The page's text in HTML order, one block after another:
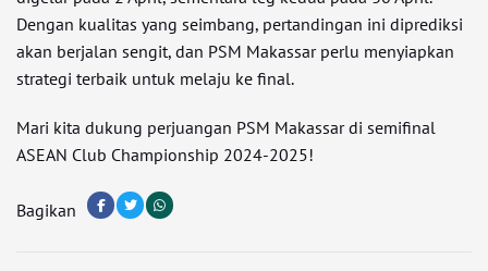
Dengan kualitas yang seimbang, pertandingan ini diprediksi
akan berjalan sengit, dan PSM Makassar perlu menyiapkan
strategi terbaik untuk melaju ke final.
Mari kita dukung perjuangan PSM Makassar di semifinal
ASEAN Club Championship 2024-2025!
Bagikan